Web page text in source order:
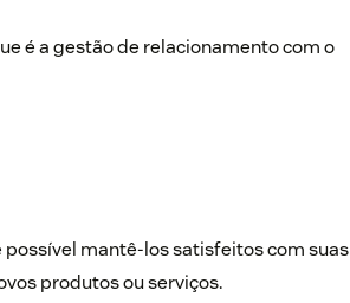
é a gestão de relacionamento com o
mantê-los satisfeitos com suas
produtos ou serviços.